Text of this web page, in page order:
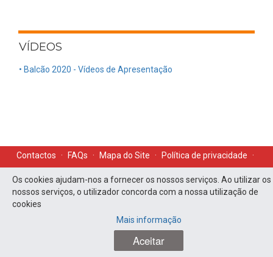
Os cookies ajudam-nos a fornecer os nossos serviços. Ao utilizar os
nossos serviços, o utilizador concorda com a nossa utilização de
cookies
Mais informação
Aceitar
VÍDEOS
• Balcão 2020 - Vídeos de Apresentação
Contactos · FAQs · Mapa do Site · Política de privacidade
·
PO APMC - Todos os direitos reservados